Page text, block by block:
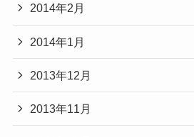
2014年2月
2014年1月
2013年12月
2013年11月